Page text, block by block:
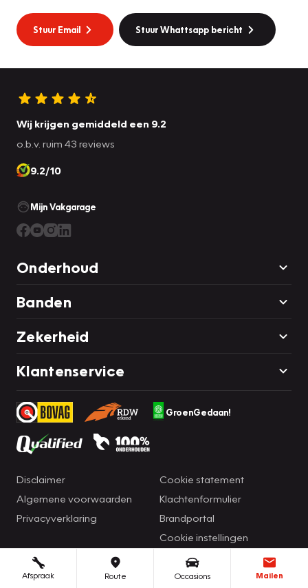
Stuur Email Stuur Whattsapp bericht
Afspraak Route Occasions Mailen
Wij krijgen gemiddeld een 9.2
o.b.v. ruim 43 reviews
9.2/10
Mijn Vakgarage
Onderhoud
Banden
Zekerheid
Klantenservice
GroenGedaan!
Disclaimer
Algemene voorwaarden
Privacyverklaring
Cookie statement
Klachtenformulier
Brandportal
Cookie instellingen